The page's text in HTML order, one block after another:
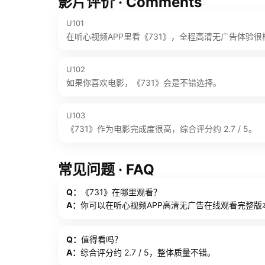
U101
在听心视频APP里看《731》，全程高清无广告体验很
U102
如果你喜欢电影，《731》会是不错选择。
U103
《731》作为电影完成度很高，综合评分约 2.7 / 5。
常见问题 · FAQ
Q：
《731》在哪里观看？
A： 你可以在听心视频APP高清无广告在线观看完整版
Q： 值得看吗？
A： 综合评分约 2.7 / 5，整体质量不错。